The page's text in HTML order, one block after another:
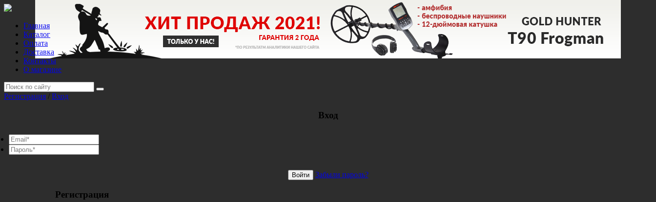
Главная
Каталог
Оплата
Доставка
Контакты
О магазине
Регистрация / Вход
Вход
Войти Забыли пароль?
Регистрация